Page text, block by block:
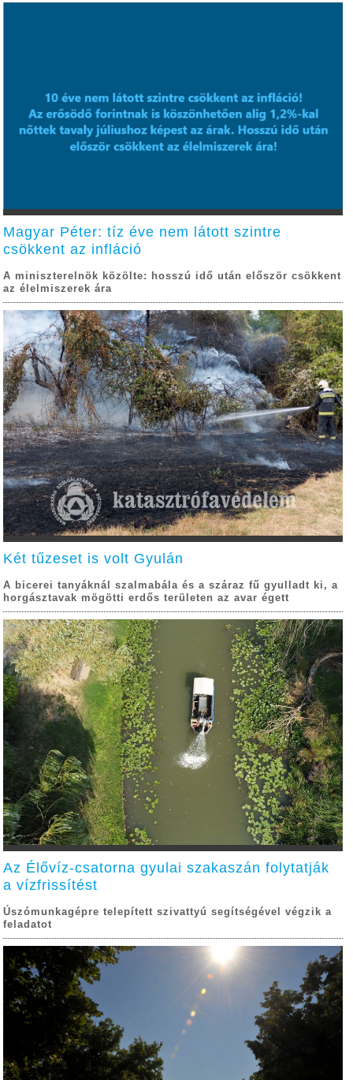
Magyar Péter: tíz éve nem látott szintre
csökkent az infláció
A miniszterelnök közölte: hosszú idő után először csökkent
az élelmiszerek ára
Két tűzeset is volt Gyulán
A bicerei tanyáknál szalmabála és a száraz fű gyulladt ki, a
horgásztavak mögötti erdős területen az avar égett
Az Élővíz-csatorna gyulai szakaszán folytatják
a vízfrissítést
Úszómunkagépre telepített szivattyú segítségével végzik a
feladatot